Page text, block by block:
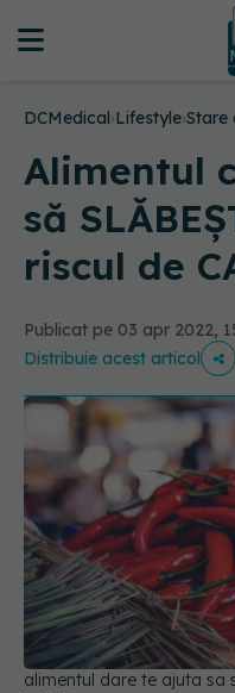
DCMedical›Lifestyle›Stare
Alimentul
să
riscul de
Publicat pe 03 apr 2022,
Distribuie acest articol
alimentul dare te ajuta sa